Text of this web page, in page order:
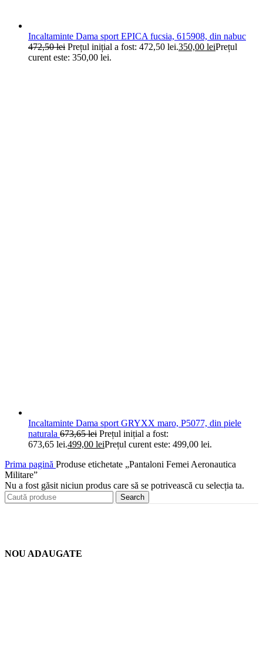
Incaltaminte Dama sport EPICA fucsia, 615908, din nabuc
472,50lei Prețul inițial a fost: 472,50 lei.350,00 leiPrețul
curent este: 350,00 lei.
Incaltaminte Dama sport GRYXX maro, P5077, din piele
naturala 673,65lei Prețul inițial a fost:
673,65 lei.499,00 leiPrețul curent este: 499,00 lei.
Prima pagină Produse etichetate „Pantaloni Femei Aeronautica
Militare”
Nu a fost găsit niciun produs care să se potrivească cu selecția ta.
Search
NOU ADAUGATE